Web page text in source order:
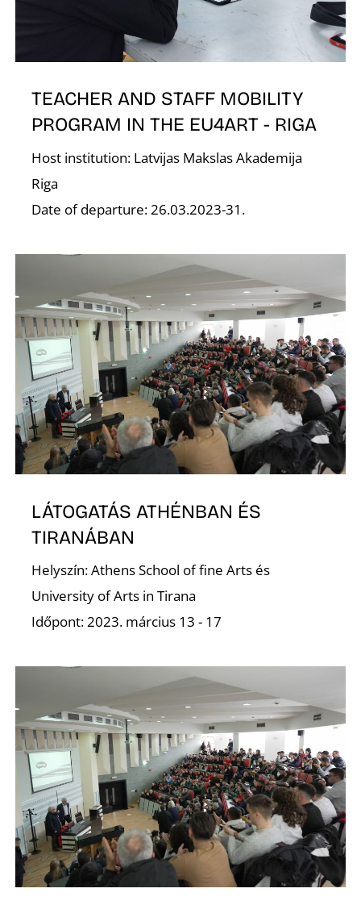
TEACHER AND STAFF MOBILITY
PROGRAM IN THE EU4ART - RIGA
Host institution: Latvijas Makslas Akademija
Riga
Date of departure: 26.03.2023-31.
LÁTOGATÁS ATHÉNBAN ÉS
TIRANÁBAN
Helyszín: Athens School of fine Arts és
University of Arts in Tirana
Időpont: 2023. március 13 - 17